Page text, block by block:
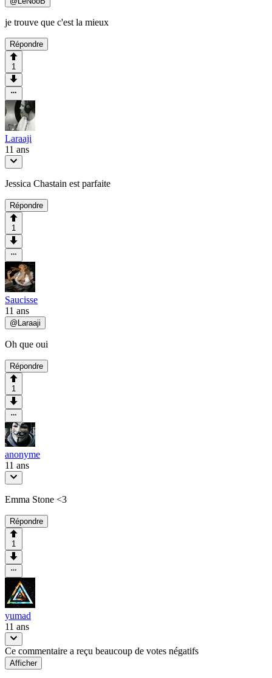
je trouve que c'est la mieux
Répondre
1
Laraaji
11 ans
Jessica Chastain est parfaite
Répondre
1
Saucisse
11 ans
@ Laraaji
Oh que oui
Répondre
1
anonyme
11 ans
Emma Stone <3
Répondre
1
yumad
11 ans
Ce commentaire a reçu beaucoup de votes négatifs
Afficher